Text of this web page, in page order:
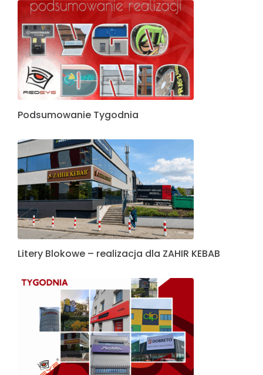
Podsumowanie Tygodnia
Litery Blokowe – realizacja dla ZAHIR KEBAB